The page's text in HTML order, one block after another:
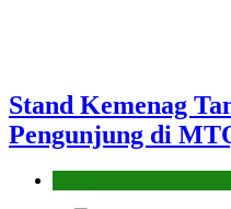
Stand Kemenag
Pengunjung di